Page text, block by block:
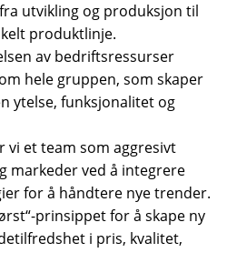
utvikling og produksjon til
produktlinje.
av bedriftsressurser
hele gruppen, som skaper
ytelse, funksjonalitet og
vi et team som aggresivt
markeder ved å integrere
for å håndtere nye trender.
prinsippet for å skape ny
i pris, kvalitet,